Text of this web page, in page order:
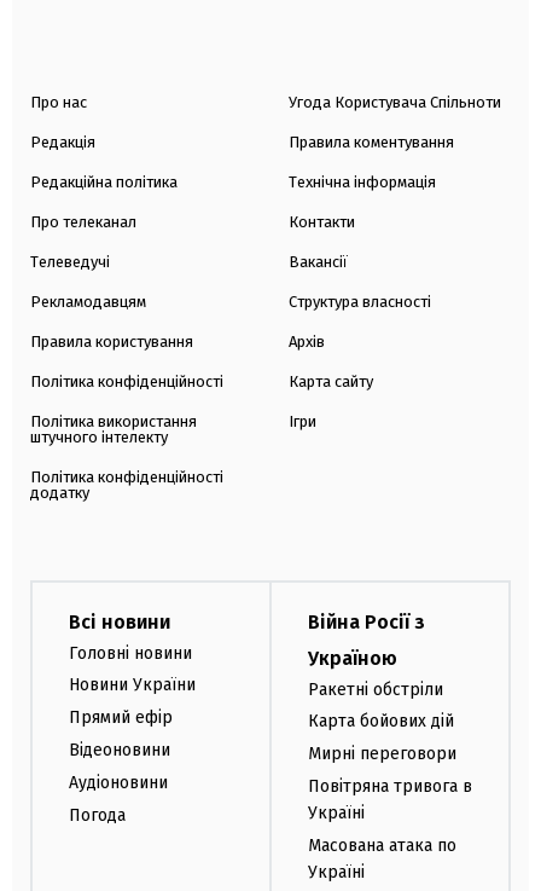
Про нас
Редакція
Редакційна політика
Про телеканал
Телеведучі
Рекламодавцям
Правила користування
Політика конфіденційності
Політика використання
штучного інтелекту
Політика конфіденційності
додатку
Угода Користувача Спільноти
Правила коментування
Технічна інформація
Контакти
Вакансії
Структура власності
Архів
Карта сайту
Ігри
Всі новини
Головні новини
Новини України
Прямий ефір
Відеоновини
Аудіоновини
Погода
Війна Росії з
Україною
Ракетні обстріли
Карта бойових дій
Мирні переговори
Повітряна тривога в
Україні
Масована атака по
Україні